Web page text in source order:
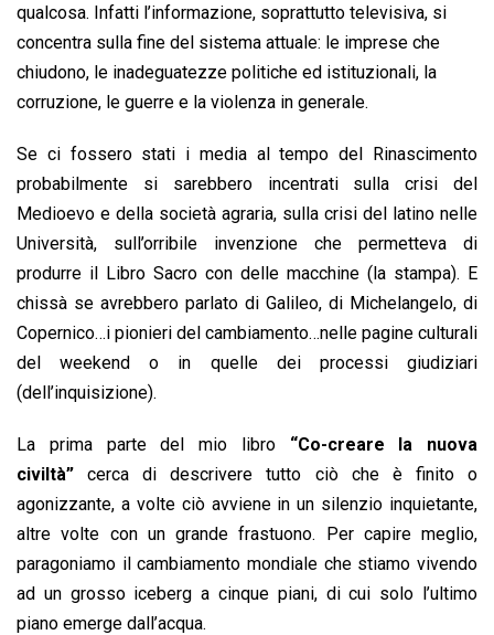
qualcosa. Infatti l’informazione, soprattutto televisiva, si
concentra sulla fine del sistema attuale: le imprese che
chiudono, le inadeguatezze politiche ed istituzionali, la
corruzione, le guerre e la violenza in generale.
Se ci fossero stati i media al tempo del Rinascimento
probabilmente si sarebbero incentrati sulla crisi del
Medioevo e della società agraria, sulla crisi del latino nelle
Università, sull’orribile invenzione che permetteva di
produrre il Libro Sacro con delle macchine (la stampa). E
chissà se avrebbero parlato di Galileo, di Michelangelo, di
Copernico…i pionieri del cambiamento…nelle pagine culturali
del weekend o in quelle dei processi giudiziari
(dell’inquisizione).
La prima parte del mio libro “Co-creare la nuova
civiltà” cerca di descrivere tutto ciò che è finito o
agonizzante, a volte ciò avviene in un silenzio inquietante,
altre volte con un grande frastuono. Per capire meglio,
paragoniamo il cambiamento mondiale che stiamo vivendo
ad un grosso iceberg a cinque piani, di cui solo l’ultimo
piano emerge dall’acqua.